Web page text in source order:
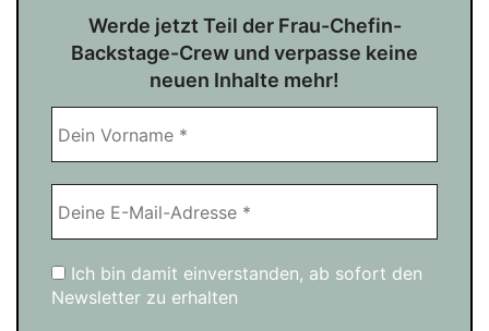
Werde jetzt Teil der Frau-Chefin-
Backstage-Crew und verpasse keine
neuen Inhalte mehr!
Ich bin damit einverstanden, ab sofort den
Newsletter zu erhalten